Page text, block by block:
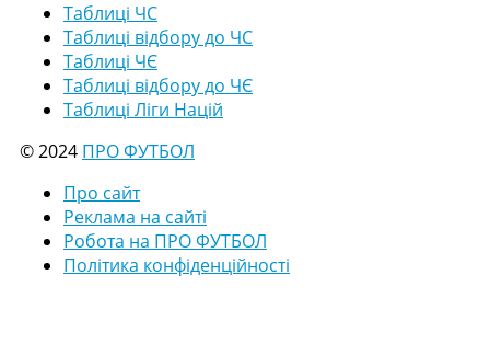
Таблиці ЧС
Таблиці відбору до ЧС
Таблиці ЧЄ
Таблиці відбору до ЧЄ
Таблиці Ліги Націй
© 2024 ПРО ФУТБОЛ
Про сайт
Реклама на сайті
Робота на ПРО ФУТБОЛ
Політика конфіденційності